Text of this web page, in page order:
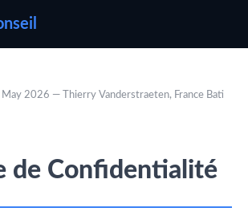
May 2026 — Thierry Vanderstraeten, France Bati
de Confidentialité